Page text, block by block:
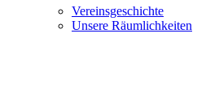
Vereinsgeschichte
Unsere Räumlichkeiten